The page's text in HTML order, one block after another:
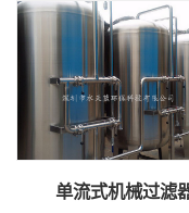
单流式机械过滤